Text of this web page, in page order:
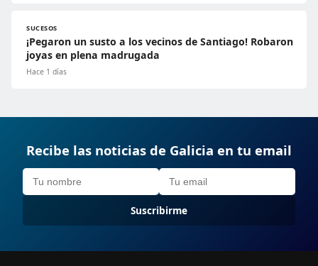
SUCESOS
¡Pegaron un susto a los vecinos de Santiago! Robaron
joyas en plena madrugada
Hace 1 días
Recibe las noticias de Galicia en tu email
Suscribirme